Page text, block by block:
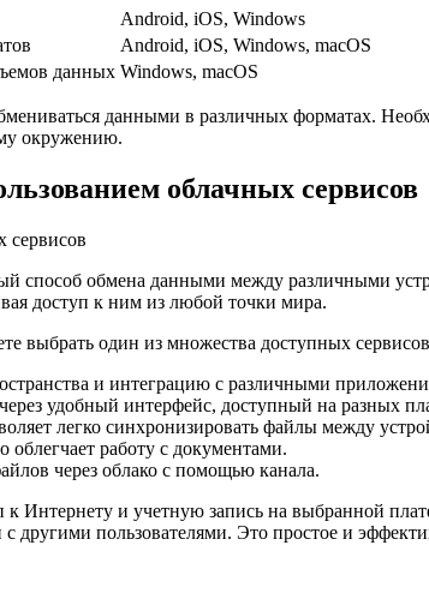
Android, iOS, Windows
Android, iOS, Windows, macOS
данных Windows, macOS
данными в различных форматах.
окружению.
облачных сервисов
способ обмена данными между различными
доступ к ним из любой точки мира.
выбрать один из множества доступных
и интеграцию с различными
удобный интерфейс, доступный на разных
легко синхронизировать файлы между
работу с документами.
через облако с помощью канала.
к Интернету и учетную запись на выбранной
другими пользователями. Это простое и